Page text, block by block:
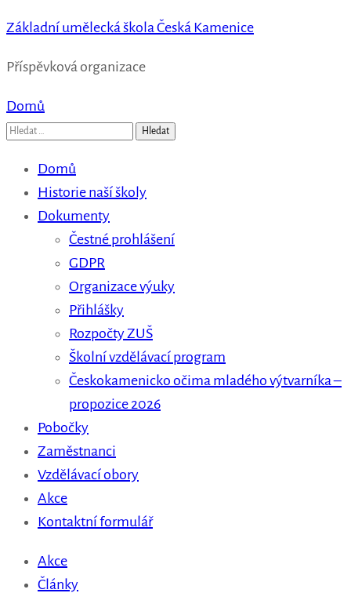
Základní umělecká škola Česká Kamenice
Příspěvková organizace
Domů
Vyhledávání
Domů
Historie naší školy
Dokumenty
Čestné prohlášení
GDPR
Organizace výuky
Přihlášky
Rozpočty ZUŠ
Školní vzdělávací program
Českokamenicko očima mladého výtvarníka –
propozice 2026
Pobočky
Zaměstnanci
Vzdělávací obory
Akce
Kontaktní formulář
Akce
Články